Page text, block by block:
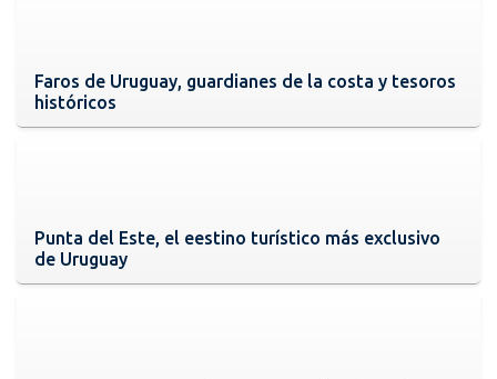
Faros de Uruguay, guardianes de la costa y tesoros
históricos
Punta del Este, el eestino turístico más exclusivo
de Uruguay